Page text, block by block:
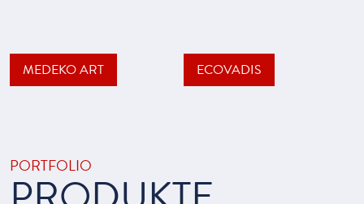
MEDEKO ART ECOVADIS
PORTFOLIO